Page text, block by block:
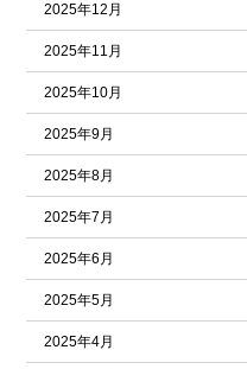
2025年12月
2025年11月
2025年10月
2025年9月
2025年8月
2025年7月
2025年6月
2025年5月
2025年4月